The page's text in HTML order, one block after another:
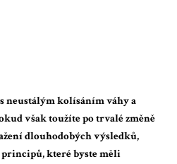
neustálým kolísáním váhy a
však toužíte po trvalé změně
dlouhodobých výsledků,
které byste měli